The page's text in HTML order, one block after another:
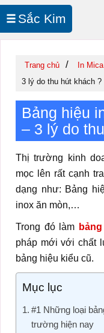
Sắc Kim
Trang chủ / In Mica
3 lý do thu hút khách ?
Bảng hiệu
– 3 lý do
Thị trường kinh
mọc lên rất cạnh
dạng như: Bảng
inox ăn mòn,…
Trong đó làm
pháp mới với chất
bảng hiệu kiểu cũ.
Mục lục
#1 Những loại
trường hiện nay